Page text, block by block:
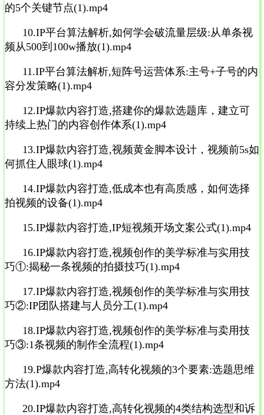
的5个关键节点(1).mp4
10.IP平台算法解析,如何学会破流量层级:从单条视
频从500到100w播放(1).mp4
11.IP平台算法解析,短阵号运营体系:主号+子号的内
容分发策略(1).mp4
12.IP爆款内容打造,搭建你的爆款选题库，建立可
持续上热门的内容创作体系(1).mp4
13.IP爆款内容打造,视频黄金脚本设计，视频前5s如
何抓住人眼球(1).mp4
14.IP爆款内容打造,低成本也有高质感，如何选择
拍视频的设备(1).mp4
15.IP爆款内容打造,IP短视频开场文案公式(1).mp4
16.IP爆款内容打造,视频创作的美学标准与实用技
巧①:揭秘一条视频的拍摄技巧(1).mp4
17.IP爆款内容打造,视频创作的美学标准与实用技
巧②:IP团队搭建与人员分工(1).mp4
18.IP爆款内容打造,视频创作的美学标准与卖用技
巧③:1条视频的制作全流程(1).mp4
19.P爆款内容打造,高转化视频的3个要素:选题思维
方法(1).mp4
20.IP爆款内容打造,高转化视频的4类结构选型和诉